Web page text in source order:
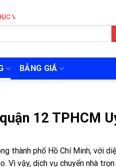
BẢNG GIÁ
12 TPHCM
thành phố Hồ Chí Minh, với
Vì vậy, dịch vụ chuyển nhà